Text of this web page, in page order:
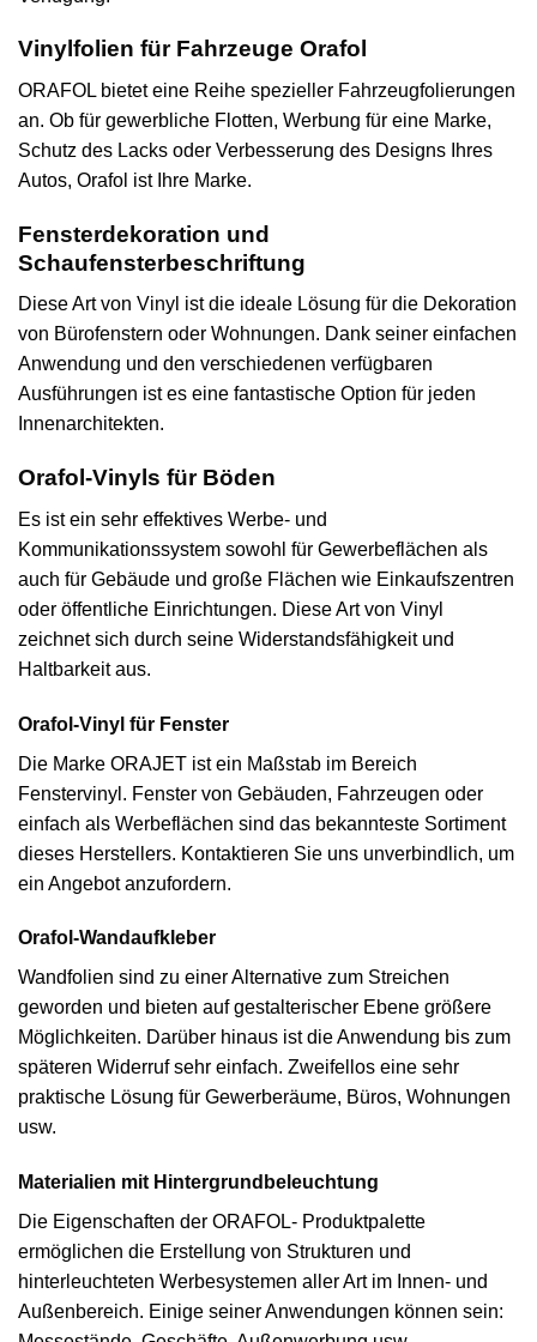
Vinylfolien für Fahrzeuge Orafol
ORAFOL bietet eine Reihe spezieller Fahrzeugfolierungen
an. Ob für gewerbliche Flotten, Werbung für eine Marke,
Schutz des Lacks oder Verbesserung des Designs Ihres
Autos, Orafol ist Ihre Marke.
Fensterdekoration und
Schaufensterbeschriftung
Diese Art von Vinyl ist die ideale Lösung für die Dekoration
von Bürofenstern oder Wohnungen. Dank seiner einfachen
Anwendung und den verschiedenen verfügbaren
Ausführungen ist es eine fantastische Option für jeden
Innenarchitekten.
Orafol-Vinyls für Böden
Es ist ein sehr effektives Werbe- und
Kommunikationssystem sowohl für Gewerbeflächen als
auch für Gebäude und große Flächen wie Einkaufszentren
oder öffentliche Einrichtungen. Diese Art von Vinyl
zeichnet sich durch seine Widerstandsfähigkeit und
Haltbarkeit aus.
Orafol-Vinyl für Fenster
Die Marke ORAJET ist ein Maßstab im Bereich
Fenstervinyl. Fenster von Gebäuden, Fahrzeugen oder
einfach als Werbeflächen sind das bekannteste Sortiment
dieses Herstellers. Kontaktieren Sie uns unverbindlich, um
ein Angebot anzufordern.
Orafol-Wandaufkleber
Wandfolien sind zu einer Alternative zum Streichen
geworden und bieten auf gestalterischer Ebene größere
Möglichkeiten. Darüber hinaus ist die Anwendung bis zum
späteren Widerruf sehr einfach. Zweifellos eine sehr
praktische Lösung für Gewerberäume, Büros, Wohnungen
usw.
Materialien mit Hintergrundbeleuchtung
Die Eigenschaften der ORAFOL- Produktpalette
ermöglichen die Erstellung von Strukturen und
hinterleuchteten Werbesystemen aller Art im Innen- und
Außenbereich. Einige seiner Anwendungen können sein: